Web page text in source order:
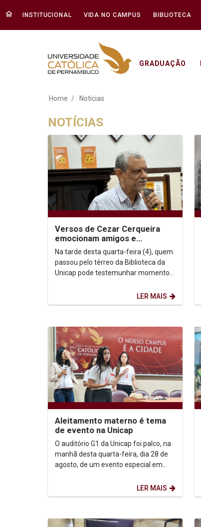
INSTITUCIONAL VIDA NO CAMPUS BIBLIOTECA
GRADUAÇÃO
Notícias - Unicap
Home Notícias
NOTÍCIAS
Versos de Cezar Cerqueira
emocionam amigos e
familiares
Na tarde desta quarta-feira (4), quem
passou pelo térreo da Biblioteca da
Unicap pode testemunhar momentos
LER MAIS
Aleitamento materno é tema
de evento na Unicap
O auditório G1 da Unicap foi palco, na
manhã desta quarta-feira, dia 28 de
agosto, de um evento especial em
LER MAIS